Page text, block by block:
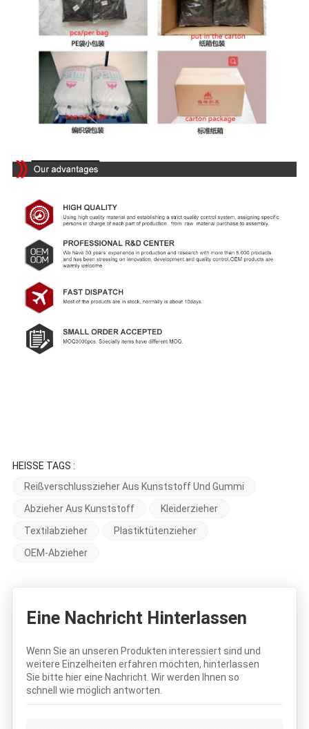
HEISSE TAGS :
Reißverschlusszieher Aus Kunststoff Und Gummi
Abzieher Aus Kunststoff
Kleiderzieher
Textilabzieher
Plastiktütenzieher
OEM-Abzieher
Eine Nachricht Hinterlassen
Wenn Sie an unseren Produkten interessiert sind und
weitere Einzelheiten erfahren möchten, hinterlassen
Sie bitte hier eine Nachricht. Wir werden Ihnen so
schnell wie möglich antworten.